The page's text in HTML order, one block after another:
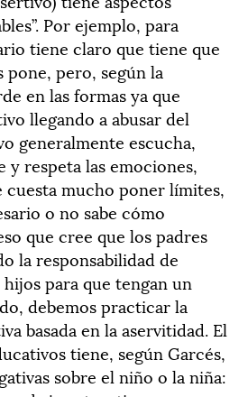
Por ejemplo, para
tiene claro que tiene que
pero, según la
en las formas ya que
llegando a abusar del
generalmente escucha,
y respeta las emociones,
cuesta mucho poner límites,
o no sabe cómo
que cree que los padres
la responsabilidad de
para que tengan un
debemos practicar la
basada en la aservitidad. El
tiene, según Garcés,
sobre el niño o la niña: